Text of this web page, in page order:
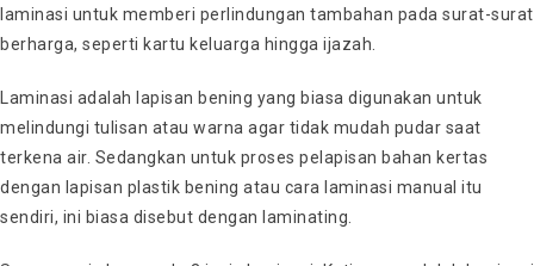
laminasi untuk memberi perlindungan tambahan pada surat-surat
berharga, seperti kartu keluarga hingga ijazah.
Laminasi adalah lapisan bening yang biasa digunakan untuk
melindungi tulisan atau warna agar tidak mudah pudar saat
terkena air. Sedangkan untuk proses pelapisan bahan kertas
dengan lapisan plastik bening atau cara laminasi manual itu
sendiri, ini biasa disebut dengan laminating.